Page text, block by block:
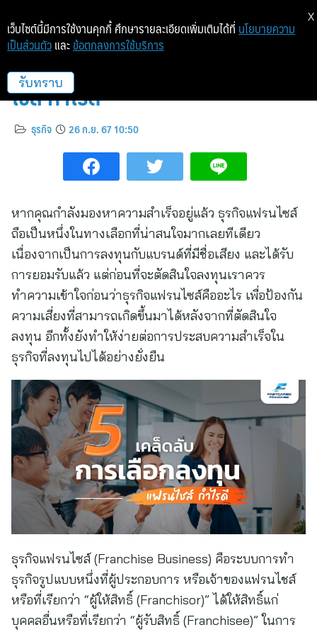
5 เคล็ดลับ การเลือกลงทุนแฟรน
ไชส์ กำไรดี
ธุรกิจ 26 ก.ย. 67 10:50
หากคุณกำลังมองหาความสำเร็จอยู่แล้ว ธุรกิจแฟรนไซส์
ถือเป็นหนึ่งในทางเลือกที่น่าสนใจมากเลยทีเดียว
เนื่องจากเป็นการลงทุนกับแบรนด์ที่มีชื่อเสียง และได้รับ
การยอมรับแล้ว แต่ก่อนที่จะตัดสินใจลงทุนเราควร
ทำความเข้าใจก่อนว่าธุรกิจแฟรนไซส์คืออะไร เพื่อป้องกัน
ความเสี่ยงที่สามารถเกิดขึ้นมาได้หลังจากที่ตัดสินใจ
ลงทุน อีกทั้งยังทำให้ง่ายต่อการประสบความสำเร็จใน
ธุรกิจที่ลงทุนไปได้อย่างยั่งยืน
ธุรกิจแฟรนไซส์ (Franchise Business) คือระบบการทำ
ธุรกิจรูปแบบหนึ่งที่ผู้ประกอบการ หรือเจ้าของแฟรนไชส์
หรือที่เรียกว่า “ผู้ให้สิทธิ์ (Franchisor)” ได้ให้สิทธิ์แก่
บุคคลอื่นหรือที่เรียกว่า “ผู้รับสิทธิ์ (Franchisee)” ในการ
เว็บไซต์นี้มีการใช้งานคุกกี้ ศึกษารายละเอียดเพิ่มเติมได้ที่ นโยบายความ
เป็นส่วนตัว และ ข้อตกลงการใช้บริการ
รับทราบ
X